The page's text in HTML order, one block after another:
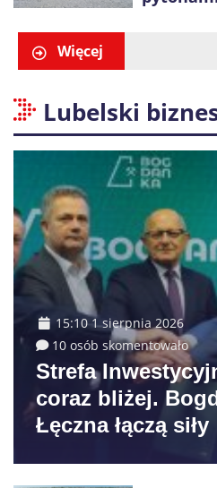
Więcej
Lubelski
15:10 1 sierpnia 2026
10 osób skomentowało
Strefa
coraz bliżej.
Łęczna łączą siły